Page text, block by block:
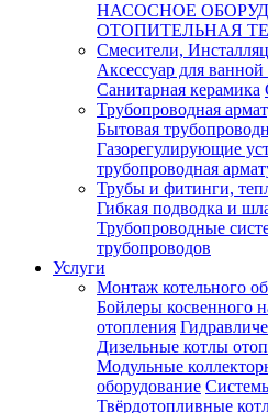
НАСОСНОЕ
ОТОПИТЕЛЬНАЯ
Смесители,
Аксессуар для
Санитарная керамика
Трубопроводная
Бытовая
Газорегулирующие
трубопроводная
Трубы и фитинги,
Гибкая подводка и
Трубопроводные
трубопроводов
Услуги
Монтаж котельного
Бойлеры косвенного
отопления
Дизельные котлы
Модульные
оборудование
Твёрдотопливные